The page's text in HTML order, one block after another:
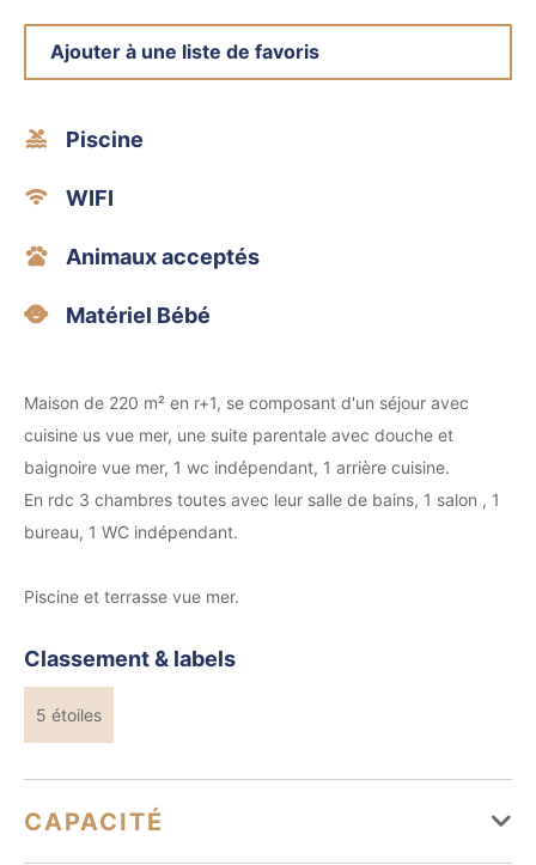
Ajouter à une liste de favoris
Piscine
WIFI
Animaux acceptés
Matériel Bébé
Maison de 220 m² en r+1, se composant d'un séjour avec
cuisine us vue mer, une suite parentale avec douche et
baignoire vue mer, 1 wc indépendant, 1 arrière cuisine.
En rdc 3 chambres toutes avec leur salle de bains, 1 salon , 1
bureau, 1 WC indépendant.
Piscine et terrasse vue mer.
Classement & labels
5 étoiles
CAPACITÉ